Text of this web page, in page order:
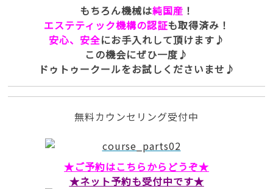
もちろん機械は純国産 ！
エステティック機構の認証も取得済み！
安心、安全にお手入れして頂けます♪
この機会にぜひ一度♪
ドゥトゥークールをお試しくださいませ♪
無料カウンセリング受付中
★ご予約はこちらからどうぞ★
★ネット予約も受付中です★